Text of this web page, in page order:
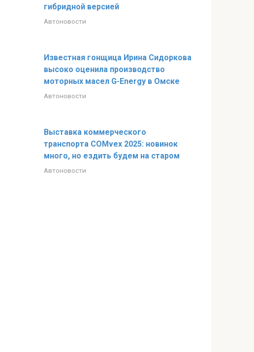
гибридной версией
Автоновости
Известная гонщица Ирина Сидоркова
высоко оценила производство
моторных масел G-Energy в Омске
Автоновости
Выставка коммерческого
транспорта COMvex 2025: новинок
много, но ездить будем на старом
Автоновости